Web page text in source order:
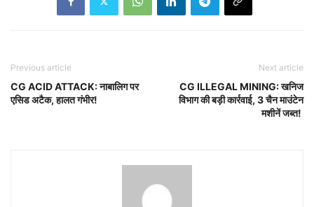
Previous article
CG ACID ATTACK: नाबालिग पर
एसिड अटैक, हालत गंभीर!
Next article
CG ILLEGAL MINING: खनिज
विभाग की बड़ी कार्रवाई, 3 चैन माउंटेन
मशीनें जब्त!